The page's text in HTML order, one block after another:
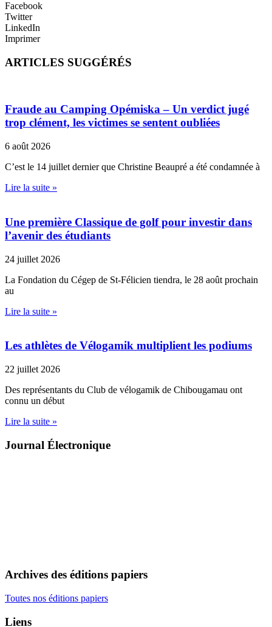
Facebook
Twitter
LinkedIn
Imprimer
ARTICLES SUGGÉRÉS
Fraude au Camping Opémiska – Un verdict jugé
trop clément, les victimes se sentent oubliées
6 août 2026
C’est le 14 juillet dernier que Christine Beaupré a été condamnée à
Lire la suite »
Une première Classique de golf pour investir dans
l’avenir des étudiants
24 juillet 2026
La Fondation du Cégep de St-Félicien tiendra, le 28 août prochain
au
Lire la suite »
Les athlètes de Vélogamik multiplient les podiums
22 juillet 2026
Des représentants du Club de vélogamik de Chibougamau ont
connu un début
Lire la suite »
Journal Électronique
Archives des éditions papiers
Toutes nos éditions papiers
Liens